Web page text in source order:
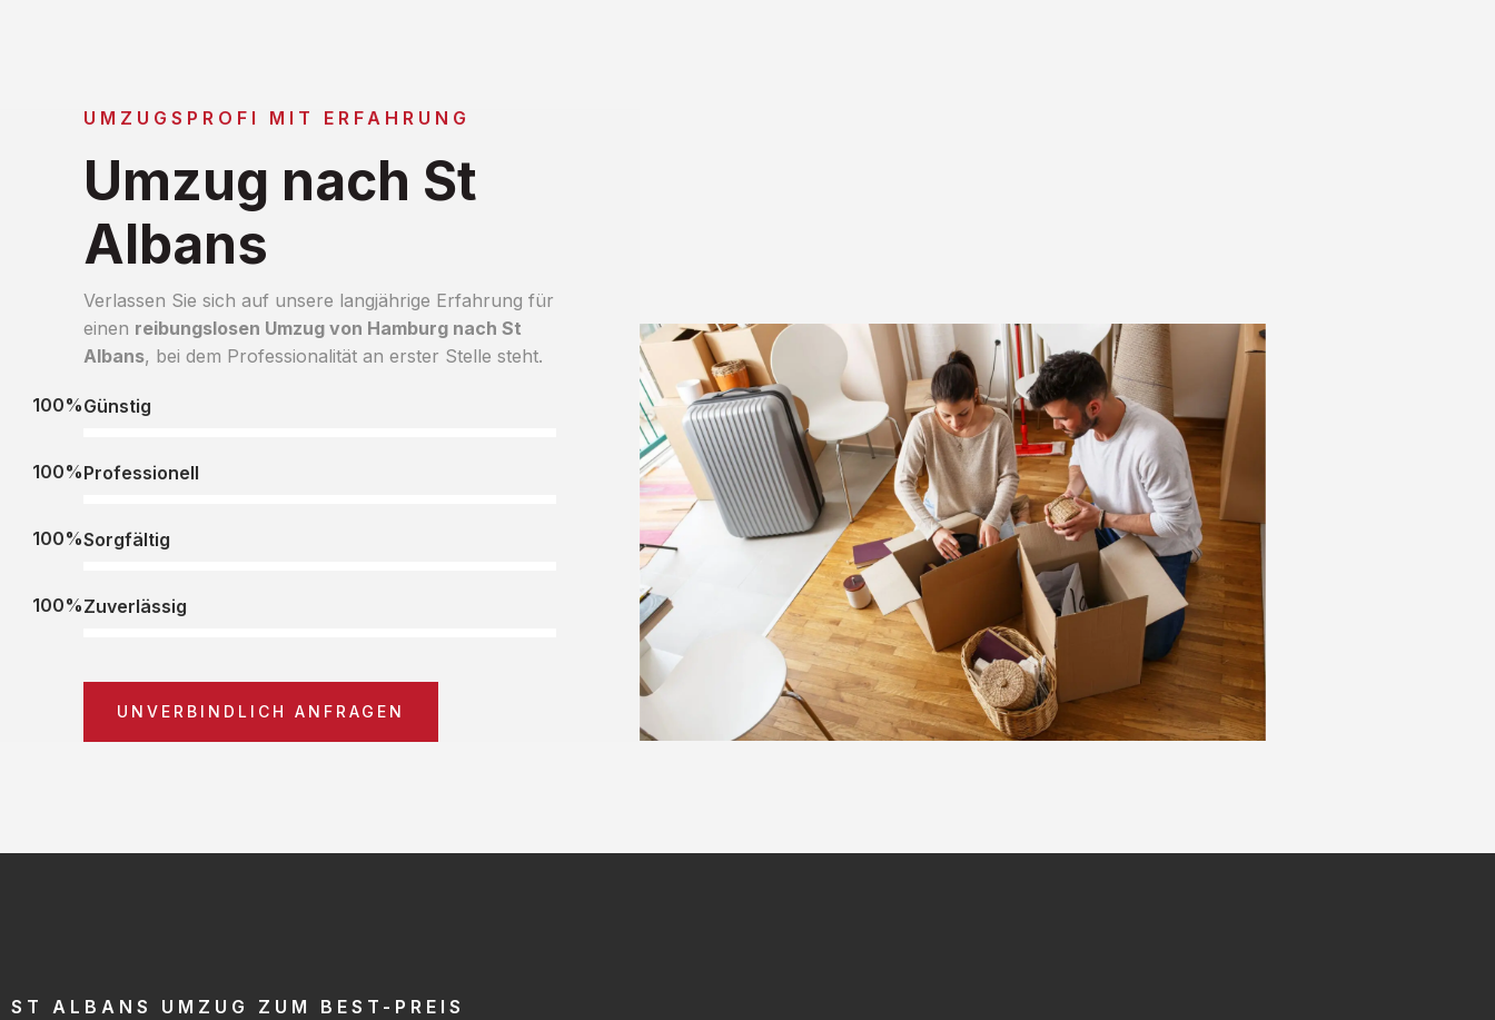
UMZUGSPROFI MIT ERFAHRUNG
Umzug nach St
Albans
Verlassen Sie sich auf unsere langjährige Erfahrung für
einen reibungslosen Umzug von Hamburg nach St
Albans, bei dem Professionalität an erster Stelle steht.
Günstig
100%
Professionell
100%
Sorgfältig
100%
Zuverlässig
100%
UNVERBINDLICH ANFRAGEN
ST ALBANS UMZUG ZUM BEST-PREIS